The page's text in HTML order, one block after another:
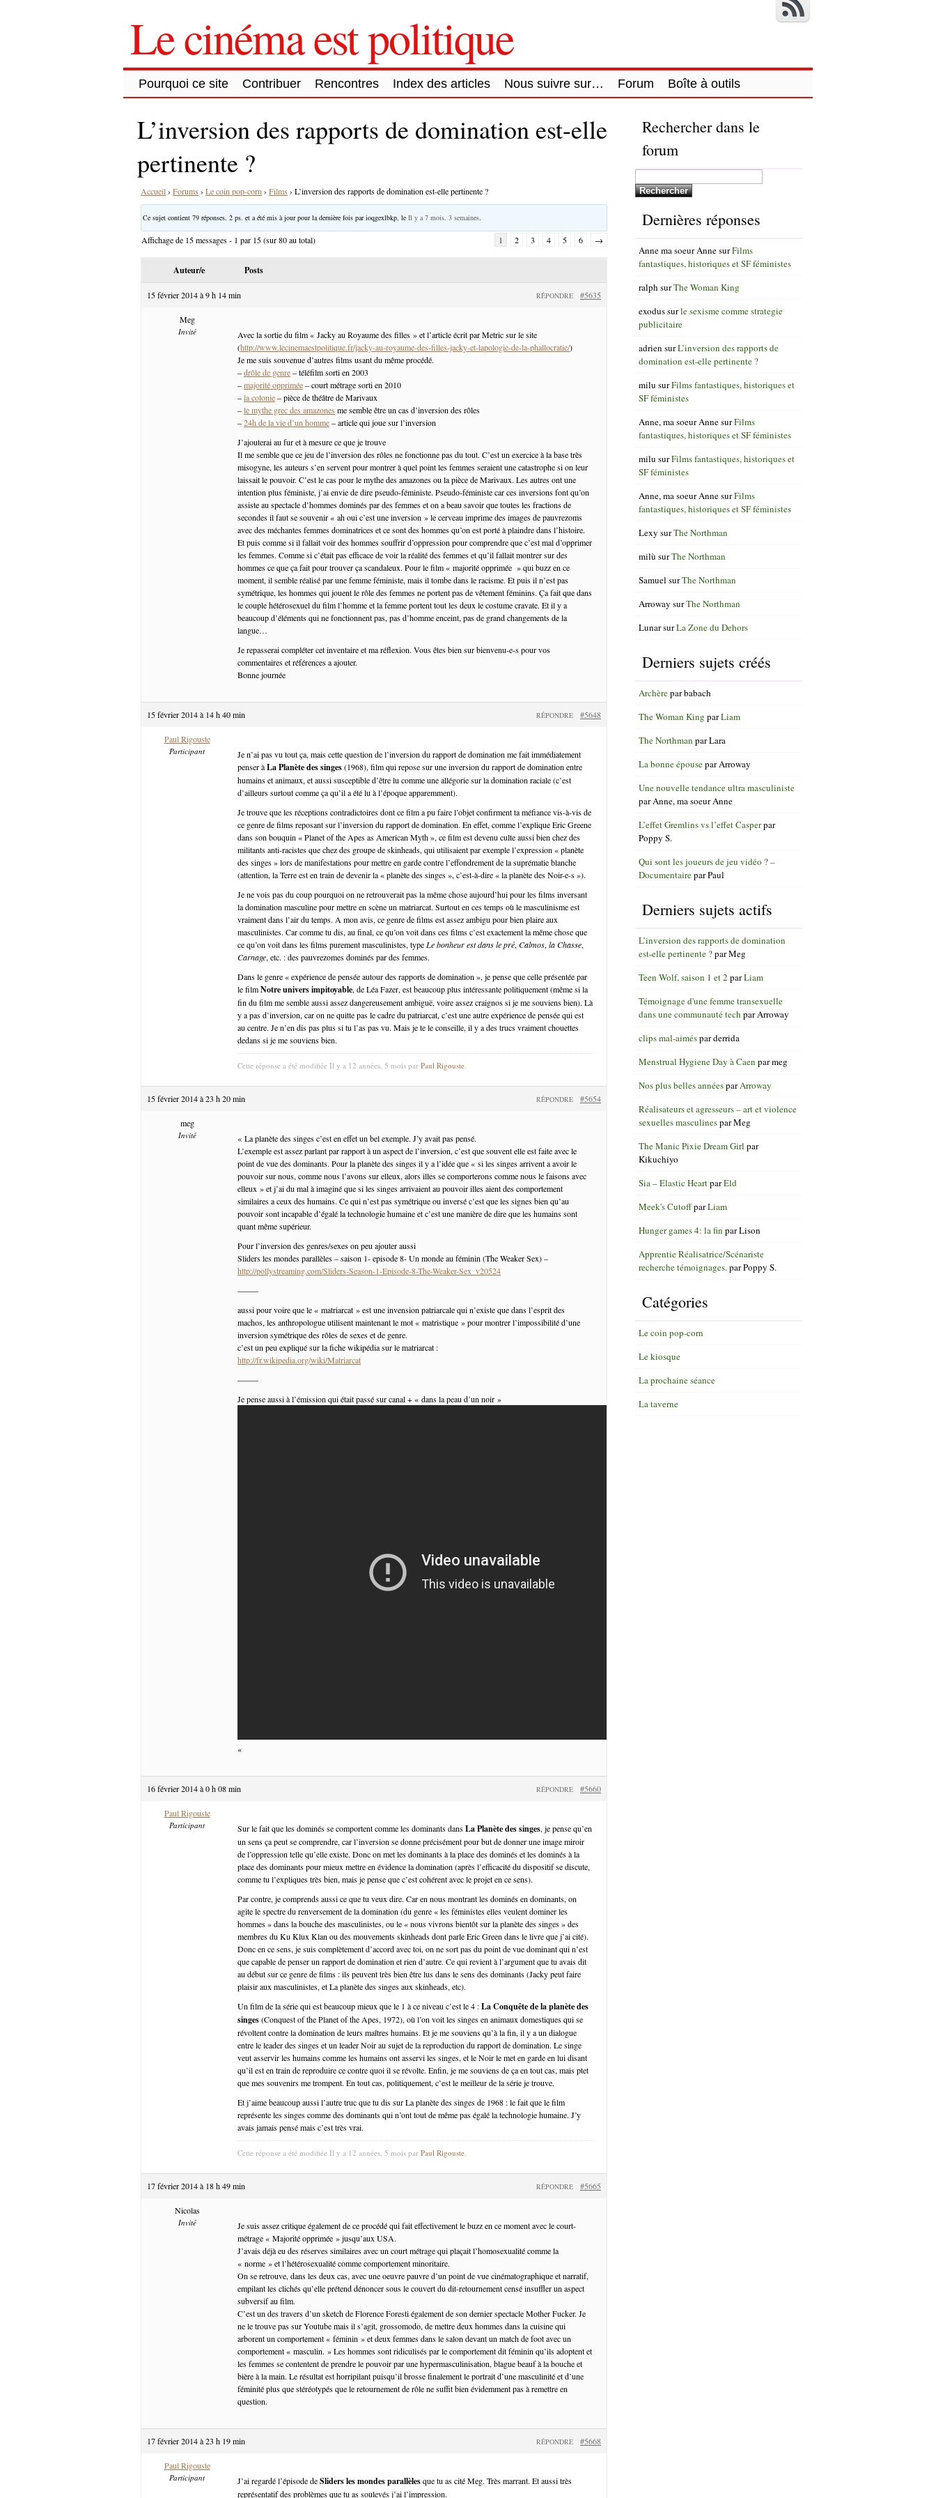
Le cinéma est politique
Pourquoi ce site Contribuer Rencontres Index des articles Nous suivre sur… Forum Boîte à outils
L’inversion des rapports de domination est-elle
pertinente ?
Accueil› Forums › Le coin pop-corn › Films › L’inversion des rapports de domination est-elle pertinente ?
Ce sujet contient 79 réponses, 2 ps. et a été mis à jour pour la dernière fois parioqgexlbkp , le Il y a 7 mois, 3 semaines
Affichage de 15 messages - 1 par 15 (sur 80 au total) 1 2 3 4 5 6 →
Auteur/e Posts
15 février 2014 à 9 h 14 min #5635
RÉPONDRE
Meg
Invité
Avec la sortie du film « Jacky au Royaume des filles » et l’article écrit par Metric sur le site
(http://www.lecinemaestpolitique.fr/jacky-au-royaume-des-filles-jacky-et-lapologie-de-la-phallocratie/)
Je me suis souvenue d’autres films usant du même procédé.
–drôle de genre– téléfilm sorti en 2003
–majorité opprimée– court métrage sorti en 2010
–la colonie– pièce de théâtre de Marivaux
–le mythe grec des amazones me semble être un cas d’inversion des rôles
–24h de la vie d’un homme– article qui joue sur l’inversion
J’ajouterai au fur et à mesure ce que je trouve
Il me semble que ce jeu de l’inversion des rôles ne fonctionne pas du tout. C’est un exercice à la base très
misogyne, les auteurs s’en servent pour montrer à quel point les femmes seraient une catastrophe si on leur
laissait le pouvoir. C’est le cas pour le mythe des amazones ou la pièce de Marivaux. Les autres ont une
intention plus féministe, j’ai envie de dire pseudo-féministe. Pseudo-féministe car ces inversions font qu’on
assiste au spectacle d’hommes dominés par des femmes et on a beau savoir que toutes les fractions de
secondes il faut se souvenir « ah oui c’est une inversion » le cerveau imprime des images de pauvrezoms
avec des méchantes femmes dominatrices et ce sont des hommes qu’on est porté à plaindre dans l’histoire.
Et puis comme si il fallait voir des hommes souffrir d’oppression pour comprendre que c’est mal d’opprimer
les femmes. Comme si c’était pas efficace de voir la réalité des femmes et qu’il fallait montrer sur des
hommes ce que ça fait pour trouver ça scandaleux. Pour le film « majorité opprimée » qui buzz en ce
moment, il semble réalisé par une femme féministe, mais il tombe dans le racisme. Et puis il n’est pas
symétrique, les hommes qui jouent le rôle des femmes ne portent pas de vêtement féminins. Ça fait que dans
le couple hétérosexuel du film l’homme et la femme portent tout les deux le costume cravate. Et il y a
beaucoup d’éléments qui ne fonctionnent pas, pas d’homme enceint, pas de grand changements de la
langue…
Je repasserai compléter cet inventaire et ma réflexion. Vous êtes bien sur bienvenu-e-s pour vos
commentaires et références a ajouter.
Bonne journée
15 février 2014 à 14 h 40 min #5648
RÉPONDRE
Paul Rigouste
Participant
Je n’ai pas vu tout ça, mais cette question de l’inversion du rapport de domination me fait immédiatement
penser àLa Planète des singes(1968), film qui repose sur une inversion du rapport de domination entre
humains et animaux, et aussi susceptible d’être lu comme une allégorie sur la domination raciale (c’est
d’ailleurs surtout comme ça qu’il a été lu à l’époque apparemment).
Je trouve que les réceptions contradictoires dont ce film a pu faire l’objet confirment ta méfiance vis-à-vis de
ce genre de films reposant sur l’inversion du rapport de domination. En effet, comme l’explique Eric Greene
dans son bouquin « Planet of the Apes as American Myth », ce film est devenu culte aussi bien chez des
militants anti-racistes que chez des groupe de skinheads, qui utilisaient par exemple l’expression « planète
des singes » lors de manifestations pour mettre en garde contre l’effondrement de la suprématie blanche
(attention, la Terre est en train de devenir la « planète des singes », c’est-à-dire « la planète des Noir-e-s »).
Je ne vois pas du coup pourquoi on ne retrouverait pas la même chose aujourd’hui pour les films inversant
la domination masculine pour mettre en scène un matriarcat. Surtout en ces temps où le masculinisme est
vraiment dans l’air du temps. A mon avis, ce genre de films est assez ambigu pour bien plaire aux
masculinistes. Car comme tu dis, au final, ce qu’on voit dans ces films c’est exactement la même chose que
ce qu’on voit dans les films purement masculinistes, type Le bonheur est dans le pré, Calmos, la Chasse,
Carnage, etc. : des pauvrezomes dominés par des femmes.
Dans le genre « expérience de pensée autour des rapports de domination », je pense que celle présentée par
le filmNotre univers impitoyable, de Léa Fazer, est beaucoup plus intéressante politiquement (même si la
fin du film me semble aussi assez dangereusement ambiguë, voire assez craignos si je me souviens bien). Là
y a pas d’inversion, car on ne quitte pas le cadre du patriarcat, c’est une autre expérience de pensée qui est
au centre. Je n’en dis pas plus si tu l’as pas vu. Mais je te le conseille, il y a des trucs vraiment chouettes
dedans si je me souviens bien.
Cette réponse a été modifiée Il y a 12 années, 5 mois par Paul Rigouste
15 février 2014 à 23 h 20 min #5654
RÉPONDRE
meg
Invité
« La planète des singes c’est en effet un bel exemple. J’y avait pas pensé.
L’exemple est assez parlant par rapport à un aspect de l’inversion, c’est que souvent elle est faite avec le
point de vue des dominants. Pour la planète des singes il y a l’idée que « si les singes arrivent a avoir le
pouvoir sur nous, comme nous l’avons sur elleux, alors illes se comporterons comme nous le faisons avec
elleux » et j’ai du mal à imaginé que si les singes arrivaient au pouvoir illes aient des comportement
similaires a ceux des humains. Ce qui n’est pas symétrique ou inversé c’est que les signes bien qu’au
pouvoir sont incapable d’égalé la technologie humaine et c’est une manière de dire que les humains sont
quant même supérieur.
Pour l’inversion des genres/sexes on peu ajouter aussi
Sliders les mondes parallèles – saison 1- episode 8- Un monde au féminin (The Weaker Sex) –
http://pollystreaming.com/Sliders-Season-1-Episode-8-The-Weaker-Sex_v20524
——–
aussi pour voire que le « matriarcat » est une invension patriarcale qui n’existe que dans l’esprit des
machos, les anthropologue utilisent maintenant le mot « matristique » pour montrer l’impossibilité d’une
inversion symétrique des rôles de sexes et de genre.
c’est un peu expliqué sur la fiche wikipédia sur le matriarcat :
http://fr.wikipedia.org/wiki/Matriarcat
——–
Je pense aussi à l’émission qui était passé sur canal + « dans la peau d’un noir »
«
16 février 2014 à 0 h 08 min #5660
RÉPONDRE
Paul Rigouste
Participant Sur le fait que les dominés se comportent comme les dominants dansLa Planète des singes, je pense qu’en
un sens ça peut se comprendre, car l’inversion se donne précisément pour but de donner une image miroir
de l’oppression telle qu’elle existe. Donc on met les dominants à la place des dominés et les dominés à la
place des dominants pour mieux mettre en évidence la domination (après l’efficacité du dispositif se discute,
comme tu l’expliques très bien, mais je pense que c’est cohérent avec le projet en ce sens).
Par contre, je comprends aussi ce que tu veux dire. Car en nous montrant les dominés en dominants, on
agite le spectre du renversement de la domination (du genre « les féministes elles veulent dominer les
hommes » dans la bouche des masculinistes, ou le « nous vivrons bientôt sur la planète des singes » des
membres du Ku Klux Klan ou des mouvements skinheads dont parle Eric Green dans le livre que j’ai cité).
Donc en ce sens, je suis complètement d’accord avec toi, on ne sort pas du point de vue dominant qui n’est
que capable de penser un rapport de domination et rien d’autre. Ce qui revient à l’argument que tu avais dit
au début sur ce genre de films : ils peuvent très bien être lus dans le sens des dominants (Jacky peut faire
plaisir aux masculinistes, et La planète des singes aux skinheads, etc).
Un film de la série qui est beaucoup mieux que le 1 à ce niveau c’est le 4 :La Conquête de la planète des
singes(Conquest of the Planet of the Apes, 1972), où l’on voit les singes en animaux domestiques qui se
révoltent contre la domination de leurs maîtres humains. Et je me souviens qu’à la fin, il y a un dialogue
entre le leader des singes et un leader Noir au sujet de la reproduction du rapport de domination. Le singe
veut asservir les humains comme les humains ont asservi les singes, et le Noir le met en garde en lui disant
qu’il est en train de reproduire ce contre quoi il se révolte. Enfin, je me souviens de ça en tout cas, mais ptet
que mes souvenirs me trompent. En tout cas, politiquement, c’est le meilleur de la série je trouve.
Et j’aime beaucoup aussi l’autre truc que tu dis sur La planète des singes de 1968 : le fait que le film
représente les singes comme des dominants qui n’ont tout de même pas égalé la technologie humaine. J’y
avais jamais pensé mais c’est très vrai.
Cette réponse a été modifiée Il y a 12 années, 5 mois par Paul Rigouste
17 février 2014 à 18 h 49 min #5665
RÉPONDRE
Nicolas
Invité
Je suis assez critique également de ce procédé qui fait effectivement le buzz en ce moment avec le court-
métrage « Majorité opprimée » jusqu’aux USA.
J’avais déjà eu des réserves similaires avec un court métrage qui plaçait l’homosexualité comme la
« norme » et l’hétérosexualité comme comportement minoritaire.
On se retrouve, dans les deux cas, avec une oeuvre pauvre d’un point de vue cinématographique et narratif,
empilant les clichés qu’elle prétend dénoncer sous le couvert du dit-retournement censé insuffler un aspect
subversif au film.
C’est un des travers d’un sketch de Florence Foresti également de son dernier spectacle Mother Fucker. Je
ne le trouve pas sur Youtube mais il s’agit, grossomodo, de mettre deux hommes dans la cuisine qui
arborent un comportement « féminin » et deux femmes dans le salon devant un match de foot avec un
comportement « masculin. » Les hommes sont ridiculisés par le comportement dit féminin qu’ils adoptent et
les femmes se contentent de prendre le pouvoir par une hypermasculinisation, blague beauf à la bouche et
bière à la main. Le résultat est horripilant puisqu’il brosse finalement le portrait d’une masculinité et d’une
féminité plus que stéréotypés que le retournement de rôle ne suffit bien évidemment pas à remettre en
question.
17 février 2014 à 23 h 19 min #5668
RÉPONDRE
Paul Rigouste
Participant J’ai regardé l’épisode deSliders les mondes parallèlesque tu as cité Meg. Très marrant. Et aussi très
représentatif des problèmes que tu as soulevés j’ai l’impression.
Rechercher dans le
forum
Dernières réponses
Anne ma soeur AnnesurFilms
fantastiques, historiques et SF féministes
ralph surThe Woman King
exodussurle sexisme comme strategie
publicitaire
adrien surL’inversion des rapports de
domination est-elle pertinente ?
milu surFilms fantastiques, historiques et
SF féministes
Anne, ma soeur AnnesurFilms
fantastiques, historiques et SF féministes
milu surFilms fantastiques, historiques et
SF féministes
Anne, ma soeur AnnesurFilms
fantastiques, historiques et SF féministes
Lexy surThe Northman
milù surThe Northman
Samuel surThe Northman
Arroway surThe Northman
LunarsurLa Zone du Dehors
Derniers sujets créés
Archèreparbabach
The Woman King parLiam
The Northman parLara
La bonne épouseparArroway
Une nouvelle tendance ultra masculiniste
parAnne, ma soeur Anne
L’effet Gremlins vs l’effet Casperpar
Poppy S.
Qui sont les joueurs de jeu vidéo ? –
DocumentaireparPaul
Derniers sujets actifs
L’inversion des rapports de domination
est-elle pertinente ?parMeg
Teen Wolf, saison 1 et 2 parLiam
Témoignage d'une femme transexuelle
dans une communauté tech parArroway
clips mal-aimésparderrida
Menstrual Hygiene Day à Caen parmeg
Nos plus belles annéesparArroway
Réalisateurs et agresseurs – art et violence
sexuelles masculinesparMeg
The Manic Pixie Dream Girl par
Kikuchiyo
Sia – Elastic HeartparEld
Meek's CutoffparLiam
Hunger games 4: la fin parLison
Apprentie Réalisatrice/Scénariste
recherche témoignages. parPoppy S.
Catégories
Le coin pop-corn
Le kiosque
La prochaine séance
La taverne